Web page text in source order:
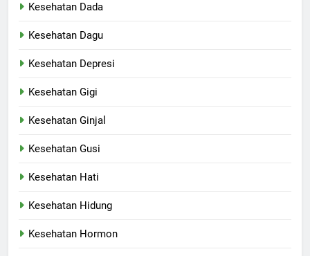
Kesehatan Dada
Kesehatan Dagu
Kesehatan Depresi
Kesehatan Gigi
Kesehatan Ginjal
Kesehatan Gusi
Kesehatan Hati
Kesehatan Hidung
Kesehatan Hormon